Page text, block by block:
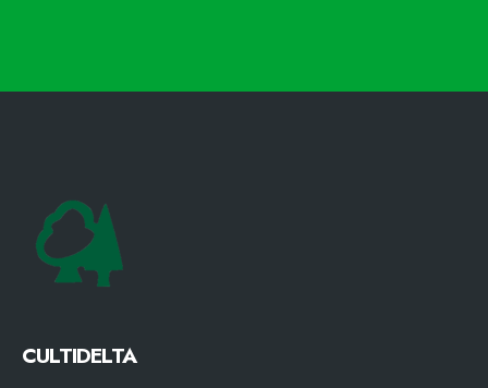
CULTIDELTA